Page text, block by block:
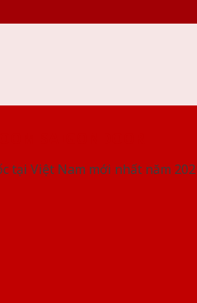
tại Việt Nam mới nhất năm